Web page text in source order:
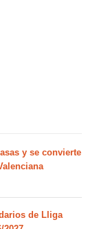
y se convierte
de Lliga